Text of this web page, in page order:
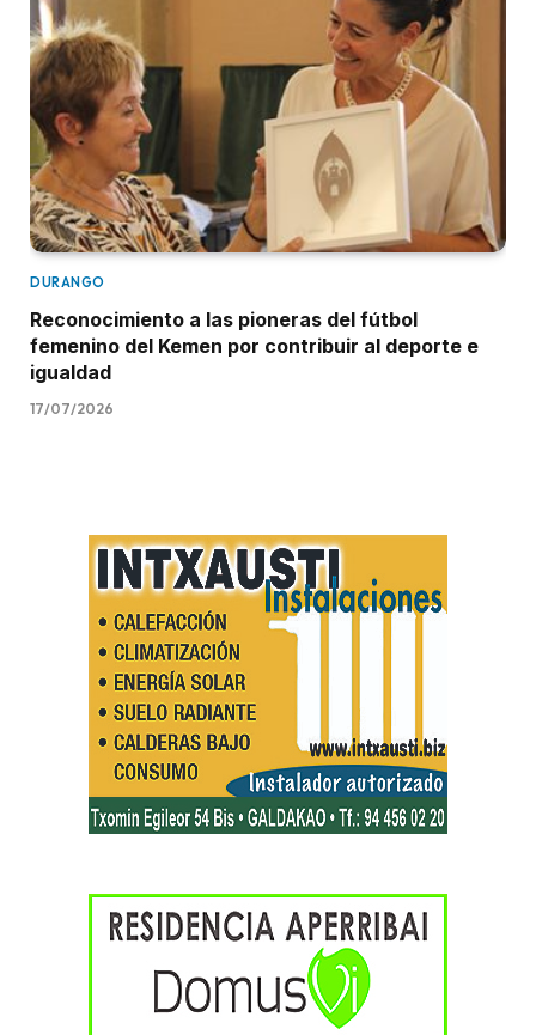
DURANGO
Reconocimiento a las pioneras del fútbol
femenino del Kemen por contribuir al deporte e
igualdad
17/07/2026